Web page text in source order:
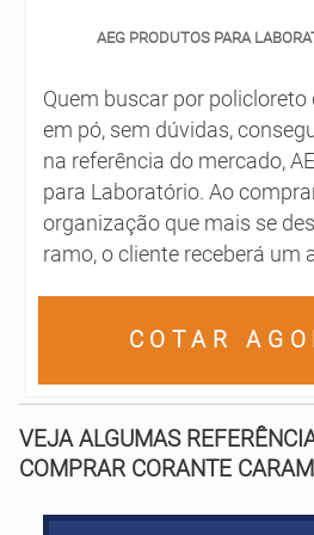
elevada concentração de
rentabilidad
AEG PRODUTOS PARA
Quem buscar por policloreto
em pó, sem dúvidas,
na referência do mercado,
para Laboratório. Ao
organização que mais se
ramo, o cliente receberá um
demanda.MAIS SOBRE
ALUMÍNIO EM PÓQuem
policloreto de alumínio em
empresa inovadora,
Produtos para Laboratório.
COTAR
VEJA ALGUMAS
COMPRAR CORANTE